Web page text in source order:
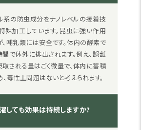
系の防虫成分をナノレベルの接着技
殊加工しています。昆虫に強い作用
、哺乳類には安全です。体内の酵素で
間で体外に排出されます。例え、誤舐
取される量はごく微量で、体内に蓄積
毒性上問題はないと考えられます。
しても効果は持続しますか?